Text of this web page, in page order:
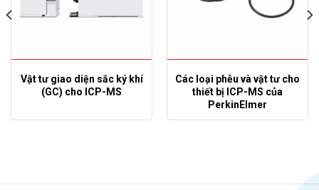
Vật tư giao diện sắc ký khí
(GC) cho ICP-MS
Các loại phễu và vật tư cho
thiết bị ICP-MS của
PerkinElmer